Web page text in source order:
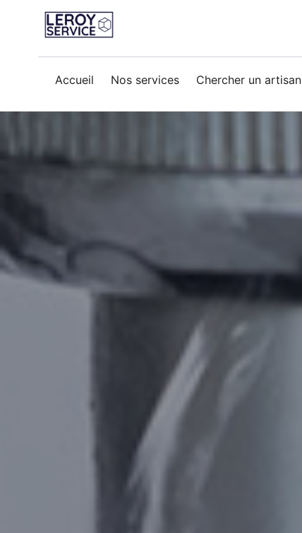
Accueil Nos services Chercher un artisan
reparation-fuite